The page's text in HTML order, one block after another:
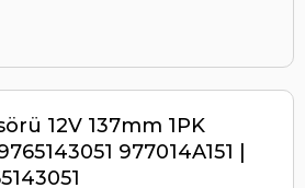
12V 137mm 1PK
977014A151 |